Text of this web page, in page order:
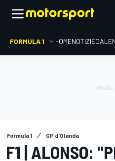
FORMULA 1 HOMENOTIZIE
Formula 1 GP d'Olanda
F1 | ALONSO: